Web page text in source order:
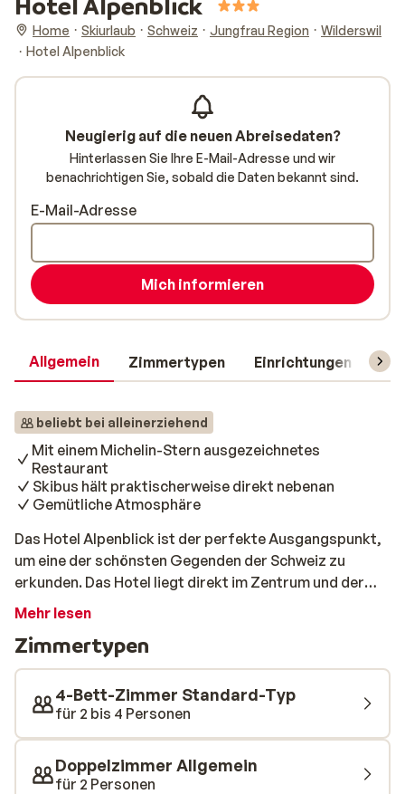
Home Skiurlaub Schweiz Jungfrau Region
Wilderswil
Hotel Alpenblick
Allgemein Zimmertypen Einrichtungen
beliebt bei alleinerziehend
Mit einem Michelin-Stern ausgezeichnetes
Restaurant
Skibus hält praktischerweise direkt nebenan
Gemütliche Atmosphäre
Das Hotel Alpenblick ist der perfekte Ausgangspunkt,
um eine der schönsten Gegenden der Schweiz zu
erkunden. Das Hotel liegt direkt im Zentrum und der
Skibus hält praktisch nebenan. Die gemütliche
das im Restaurant angeboten wird, machen es zu einem
schönen Ort, an den man jeden Tag nach einem
sportlichen Tag auf der Piste zurückkehren kann.
Außerdem gibt es eine Bar, an der man mit einem
schönen Getränk anstoßen kann, und das Restaurant
wurde mit einem Michellin-Stern ausgezeichnet.
Mehr lesen
Zimmertypen
4-Bett-Zimmer Standard-Typ
für 2 bis 4 Personen
Doppelzimmer Allgemein
für 2 Personen
Neugierig auf die neuen Abreisedaten?
Hinterlassen Sie Ihre E-Mail-Adresse und wir
benachrichtigen Sie, sobald die Daten bekannt sind.
E-Mail-Adresse
Mich informieren